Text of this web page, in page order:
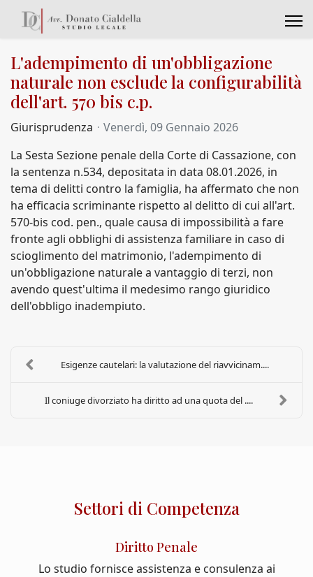
L'adempimento di un'obbligazione
naturale non esclude la configurabilità
dell'art. 570 bis c.p.
Giurisprudenza
Venerdì, 09 Gennaio 2026
La Sesta Sezione penale della Corte di Cassazione, con
la sentenza n.534, depositata in data 08.01.2026, in
tema di delitti contro la famiglia, ha affermato che non
ha efficacia scriminante rispetto al delitto di cui all'art.
570-bis cod. pen., quale causa di impossibilità a fare
fronte agli obblighi di assistenza familiare in caso di
scioglimento del matrimonio, l'adempimento di
un'obbligazione naturale a vantaggio di terzi, non
avendo quest'ultima il medesimo rango giuridico
dell'obbligo inadempiuto.
Esigenze cautelari: la valutazione del riavvicinam....
Il coniuge divorziato ha diritto ad una quota del ....
Settori di Competenza
Diritto Penale
Lo studio fornisce assistenza e consulenza ai